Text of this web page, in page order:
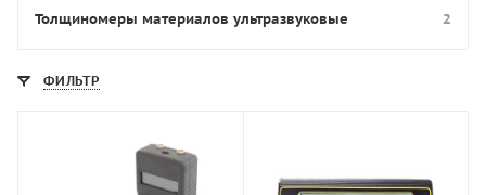
Толщиномеры материалов ультразвуковые 2
ФИЛЬТР